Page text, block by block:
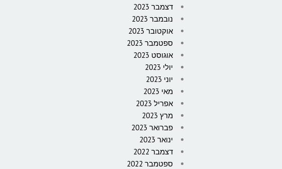
דצמבר 2023
נובמבר 2023
אוקטובר 2023
ספטמבר 2023
אוגוסט 2023
יולי 2023
יוני 2023
מאי 2023
אפריל 2023
מרץ 2023
פברואר 2023
ינואר 2023
דצמבר 2022
ספטמבר 2022